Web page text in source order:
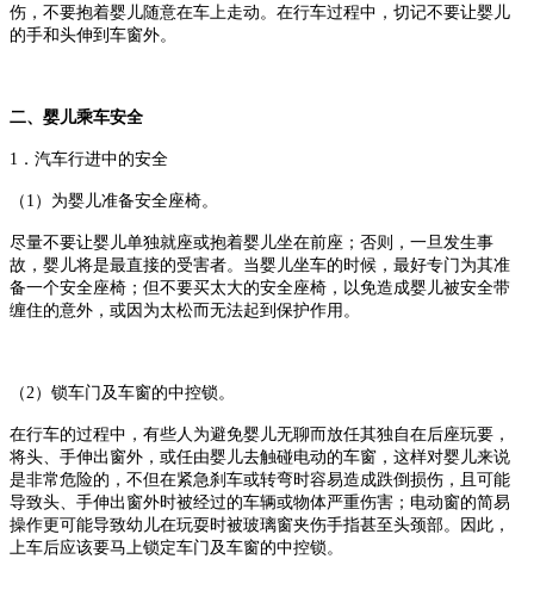
伤，不要抱着婴儿随意在车上走动。在行车过程中，切记不要让婴儿
的手和头伸到车窗外。
二、婴儿乘车安全
1 ．汽车行进中的安全
（ 1 ）为婴儿准备安全座椅。
尽量不要让婴儿单独就座或抱着婴儿坐在前座；否则，一旦发生事
故，婴儿将是最直接的受害者。当婴儿坐车的时候，最好专门为其准
备一个安全座椅；但不要买太大的安全座椅，以免造成婴儿被安全带
缠住的意外，或因为太松而无法起到保护作用。
（2）锁车门及车窗的中控锁。
在行车的过程中，有些人为避免婴儿无聊而放任其独自在后座玩要，
将头、手伸出窗外，或任由婴儿去触碰电动的车窗，这样对婴儿来说
是非常危险的，不但在紧急刹车或转弯时容易造成跌倒损伤，且可能
导致头、手伸出窗外时被经过的车辆或物体严重伤害；电动窗的简易
操作更可能导致幼儿在玩耍时被玻璃窗夹伤手指甚至头颈部。因此，
上车后应该要马上锁定车门及车窗的中控锁。